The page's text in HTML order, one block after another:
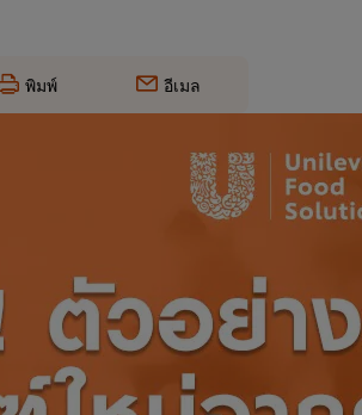
พิมพ์ อีเมล